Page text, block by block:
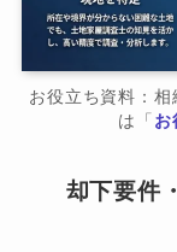
お役立ち資料：
は「 お
却下要件